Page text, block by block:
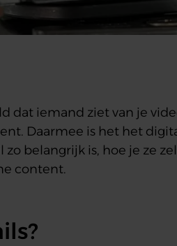
dat iemand ziet van je
Daarmee is het het
belangrijk is, hoe je ze
content.